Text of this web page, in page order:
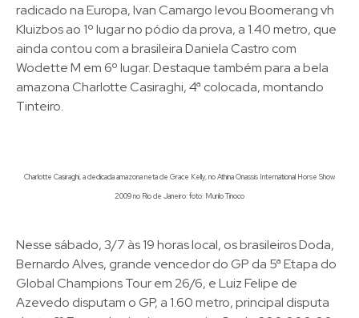
radicado na Europa, Ivan Camargo levou Boomerang vh
Kluizbos ao 1º lugar no pódio da prova, a 1.40 metro, que
ainda contou com a brasileira Daniela Castro com
Wodette M em 6º lugar. Destaque também para a bela
amazona Charlotte Casiraghi, 4ª colocada, montando
Tinteiro.
Charlotte Casiraghi, a dedicada amazona neta de Grace Kelly, no Athina Onassis International Horse Show
2009 no Rio de Janeiro: foto: Murilo Tinoco
Nesse sábado, 3/7 às 19 horas local, os brasileiros Doda,
Bernardo Alves, grande vencedor do GP da 5ª Etapa do
Global Champions Tour em 26/6, e Luiz Felipe de
Azevedo disputam o GP, a 1.60 metro, principal disputa